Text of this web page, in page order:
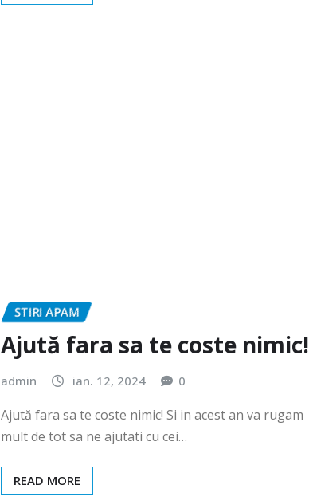
STIRI APAM
Ajută fara sa te coste nimic!
admin ian. 12, 2024 0
Ajută fara sa te coste nimic! Si in acest an va rugam
mult de tot sa ne ajutati cu cei…
READ MORE